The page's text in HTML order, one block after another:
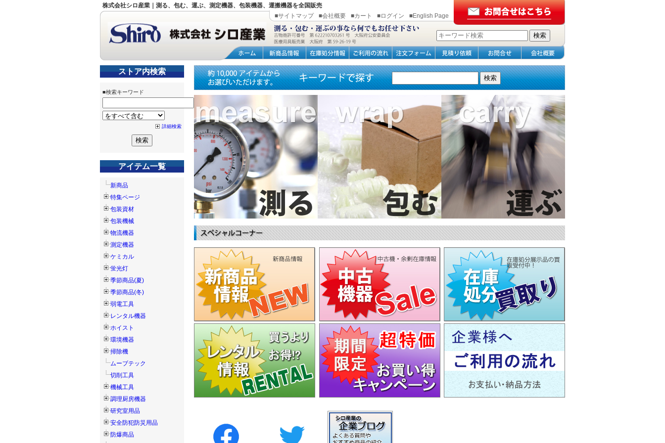
株式会社シロ産業｜測る、包む、運ぶ、測定機器、包装機器、運搬機器を全国販売
■サイトマップ
■会社概要 ■カート ■ログイン ■English Page
ストア内検索
■検索キーワード
詳細検索
アイテム一覧
新商品
特集ページ
包装資材
包装機械
物流機器
測定機器
ケミカル
蛍光灯
季節商品(夏)
季節商品(冬)
弱電工具
レンタル機器
ホイスト
環境機器
掃除機
ムーブテック
切削工具
機械工具
調理厨房機器
研究室用品
安全防犯防災用品
防爆商品
検索